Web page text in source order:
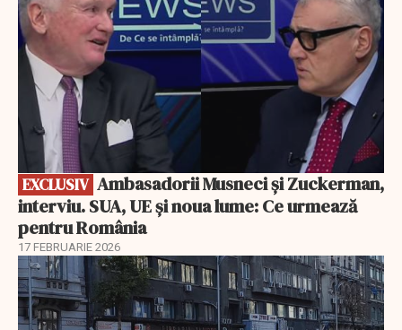
EXCLUSIV
interviu. SUA, UE și noua lume: Ce urmează
pentru România
17 FEBRUARIE 2026